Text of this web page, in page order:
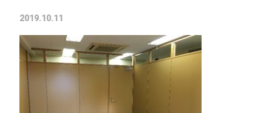
2019.10.11